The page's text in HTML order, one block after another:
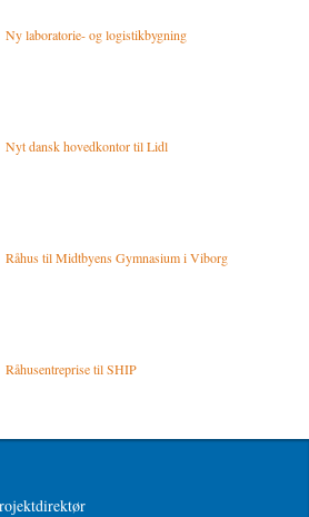
Ny laboratorie- og logistikbygning
Nyt dansk hovedkontor til Lidl
Råhus til Midtbyens Gymnasium i Viborg
Råhusentreprise til SHIP